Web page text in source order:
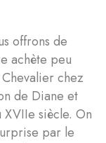
offrons de
achète peu
chez
de Diane et
siècle. On
par le